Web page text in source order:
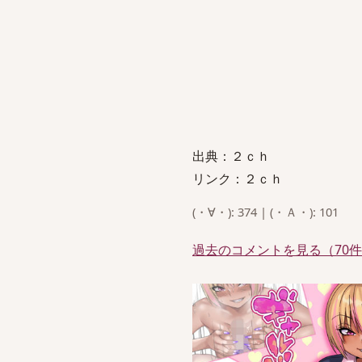
出典：２ｃｈ
リンク：２ｃｈ
(・∀・): 374 | (・Ａ・): 101
過去のコメントを見る（70